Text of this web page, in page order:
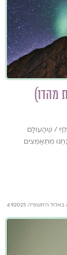
מהדו)
/ שֶׁהָעוֹלָם
מִתְאַמְּצִים
באלול ה׳תשפ״ה 4.9.2025